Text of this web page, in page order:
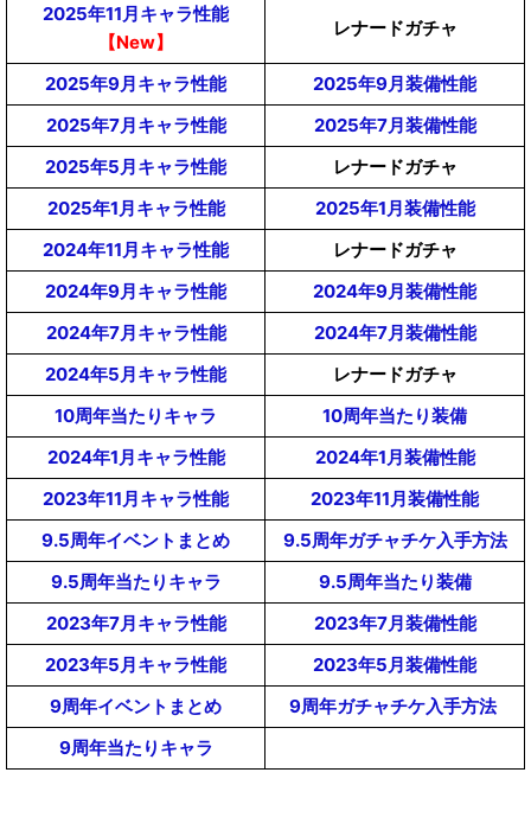
2025年11月キャラ性能
【New】
レナードガチャ
2025年9月キャラ性能
2025年9月装備性能
2025年7月キャラ性能
2025年7月装備性能
2025年5月キャラ性能
レナードガチャ
2025年1月キャラ性能
2025年1月装備性能
2024年11月キャラ性能
レナードガチャ
2024年9月キャラ性能
2024年9月装備性能
2024年7月キャラ性能
2024年7月装備性能
2024年5月キャラ性能
レナードガチャ
10周年当たりキャラ
10周年当たり装備
2024年1月キャラ性能
2024年1月装備性能
2023年11月キャラ性能
2023年11月装備性能
9.5周年イベントまとめ
9.5周年ガチャチケ入手方法
9.5周年当たりキャラ
9.5周年当たり装備
2023年7月キャラ性能
2023年7月装備性能
2023年5月キャラ性能
2023年5月装備性能
9周年イベントまとめ
9周年ガチャチケ入手方法
9周年当たりキャラ